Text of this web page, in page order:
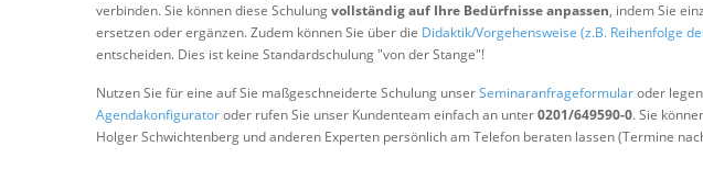
verbinden. Sie können diese Schulungvollständig auf Ihre Bedürfnisse anpassen, indem Sie
ersetzen oder ergänzen. Zudem können Sie über die Didaktik/Vorgehensweise (z.B. Reihenfolge
entscheiden. Dies ist keine Standardschulung "von der Stange"!
Nutzen Sie für eine auf Sie maßgeschneiderte Schulung unserSeminaranfrageformularoder
Agendakonfiguratoroder rufen Sie unser Kundenteam einfach an unter0201/649590-0. Sie
Holger Schwichtenberg und anderen Experten persönlich am Telefon beraten lassen (Termine